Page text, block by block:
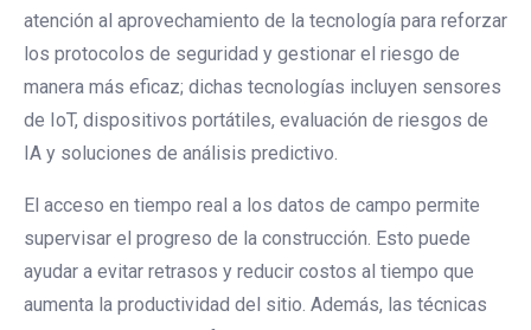
atención al aprovechamiento de la tecnología para reforzar
los protocolos de seguridad y gestionar el riesgo de
manera más eficaz; dichas tecnologías incluyen sensores
de IoT, dispositivos portátiles, evaluación de riesgos de
IA y soluciones de análisis predictivo.
El acceso en tiempo real a los datos de campo permite
supervisar el progreso de la construcción. Esto puede
ayudar a evitar retrasos y reducir costos al tiempo que
aumenta la productividad del sitio. Además, las técnicas